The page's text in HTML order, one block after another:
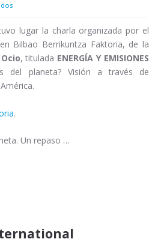
lugar la charla organizada por el
Bilbao Berrikuntza Faktoria, de la
, titulada ENERGÍA Y EMISIONES
del planeta? Visión a través de
.
Un repaso …